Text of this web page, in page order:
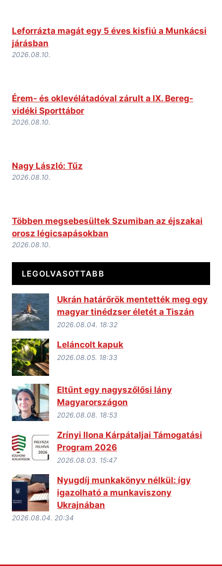
Leforrázta magát egy 5 éves kisfiú a Munkácsi
járásban
2026.08.10.
Érem- és oklevélátadóval zárult a IX. Bereg-
vidéki Sporttábor
2026.08.10.
Nagy László: Tűz
2026.08.10.
Többen megsebesültek Szumiban az éjszakai
orosz légicsapásokban
2026.08.10.
LEGOLVASOTTABB
Ukrán határőrök mentették meg egy
magyar tinédzser életét a Tiszán
2026.08.04. 18:32
Leláncolt kapuk
2026.08.05. 18:33
Eltűnt egy nagyszőlősi lány
Magyarországon
2026.08.08. 18:53
Zrínyi Ilona Kárpátaljai Támogatási
Program 2026
2026.08.03. 15:47
Nyugdíj munkakönyv nélkül: így
igazolható a munkaviszony
Ukrajnában
2026.08.04. 20:34